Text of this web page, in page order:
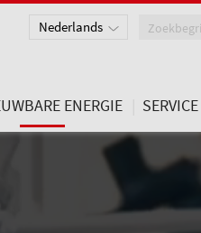
Nederlands
ENERGIE SERVICE